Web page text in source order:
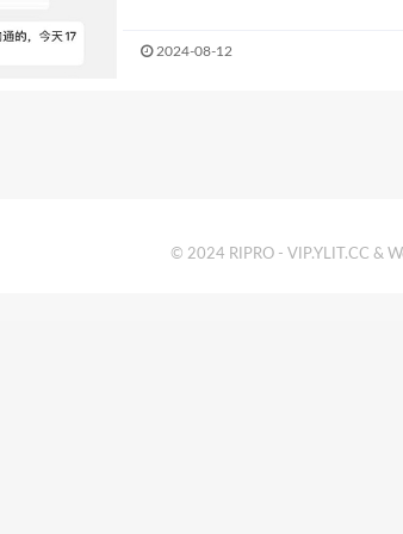
2024-08-12
© 2024 RIPRO - VIP.YLIT.CC &